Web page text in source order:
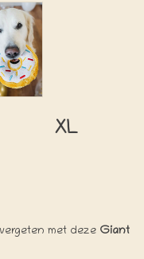
XL
met deze Giant